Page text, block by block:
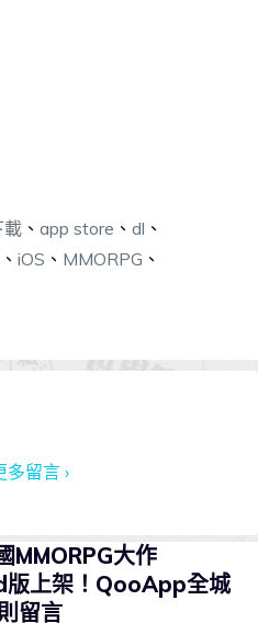
、 app store 、 dl 、
、 iOS 、 MMORPG 、
多留言 ›
MMORPG大作
版上架！QooApp全城
留言